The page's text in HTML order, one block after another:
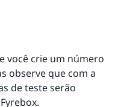
você crie um número
observe que com a
de teste serão